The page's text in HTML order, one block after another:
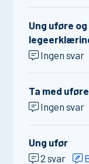
Ung uføre
Ingen svar
Ta med
Ingen svar
Ung ufør
2 svar